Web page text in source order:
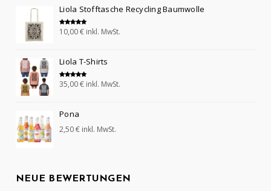
Liola Stofftasche Recycling Baumwolle
Bewertet mit
5.00
10,00€ inkl. MwSt.
Liola T-Shirts
Bewertet mit
5.00
35,00€ inkl. MwSt.
Pona
2,50€ inkl. MwSt.
NEUE BEWERTUNGEN